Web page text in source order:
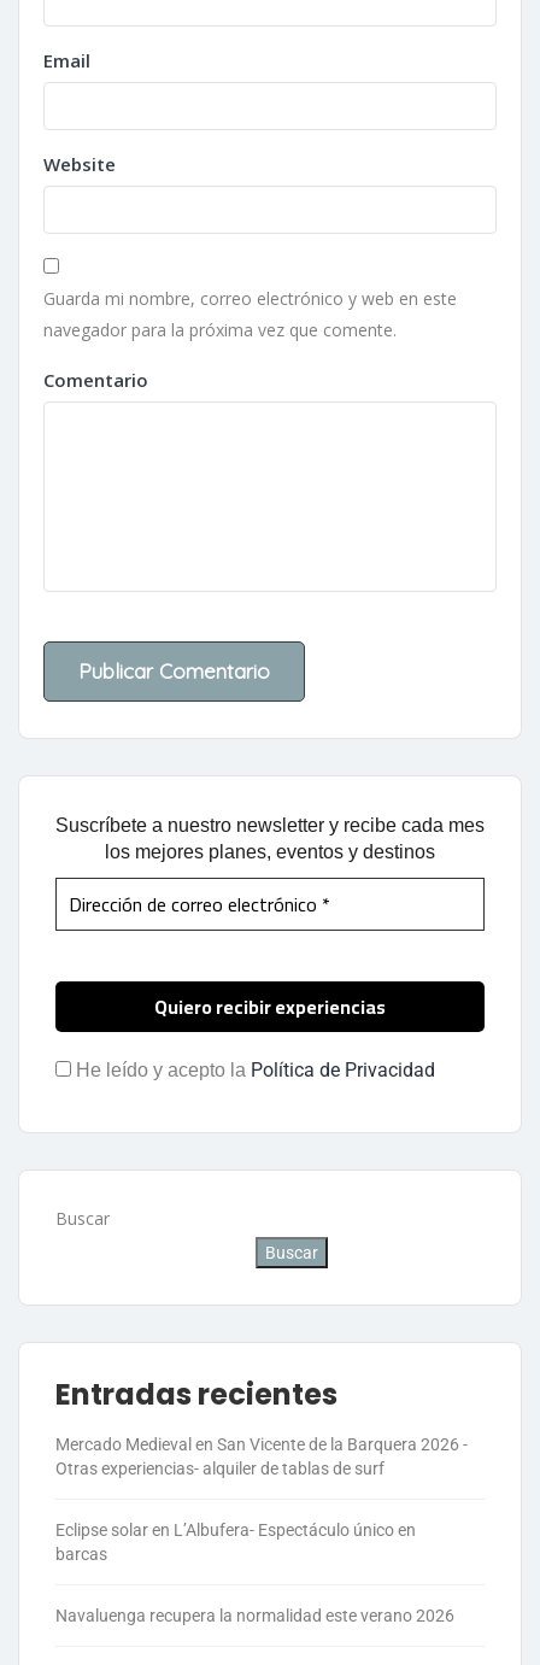
Email
Website
Guarda mi nombre, correo electrónico y web en este
navegador para la próxima vez que comente.
Comentario
Suscríbete a nuestro newsletter y recibe cada mes
los mejores planes, eventos y destinos
He leído y acepto la Política de Privacidad
Buscar
Buscar
Entradas recientes
Mercado Medieval en San Vicente de la Barquera 2026 -
Otras experiencias- alquiler de tablas de surf
Eclipse solar en L’Albufera- Espectáculo único en
barcas
Navaluenga recupera la normalidad este verano 2026